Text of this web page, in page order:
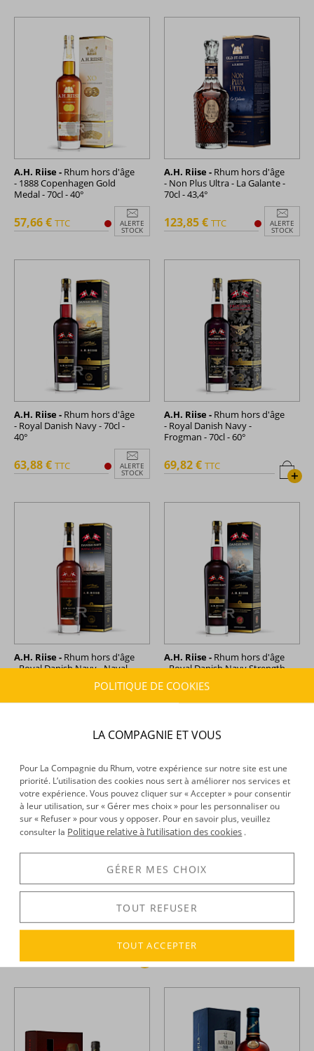
A.H. Riise - Rhum hors d'âge
- 1888 Copenhagen Gold
Medal - 70cl - 40°
ALERTE
STOCK
57,66 € TTC
A.H. Riise - Rhum hors d'âge
- Non Plus Ultra - La Galante -
70cl - 43,4°
ALERTE
STOCK
123,85 € TTC
A.H. Riise - Rhum hors d'âge
- Royal Danish Navy - 70cl -
40°
ALERTE
STOCK
63,88 € TTC
A.H. Riise - Rhum hors d'âge
- Royal Danish Navy -
Frogman - 70cl - 60°
+
69,82 € TTC
A.H. Riise - Rhum hors d'âge
- Royal Danish Navy - Naval
64,06 €
A.H. Riise - Rhum hors d'âge
- Royal Danish Navy Strength
69,86 €
d'âge - Rumbullion - XO - 15
ans - 50cl - 46,2°
+
12 ans - 70cl - 40°
43,94 €
POLITIQUE DE COOKIES
LA COMPAGNIE ET VOUS
Pour La Compagnie du Rhum, votre expérience sur notre site est une
priorité. L’utilisation des cookies nous sert à améliorer nos services et
votre expérience. Vous pouvez cliquer sur « Accepter » pour consentir
à leur utilisation, sur « Gérer mes choix » pour les personnaliser ou
sur « Refuser » pour vous y opposer. Pour en savoir plus, veuillez
consulter la Politique relative à l’utilisation des cookies .
GÉRER MES CHOIX
TOUT REFUSER
TOUT ACCEPTER